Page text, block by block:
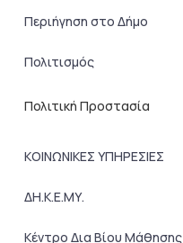
Περιήγηση στο Δήμο
Πολιτισμός
Πολιτική Προστασία
ΚΟΙΝΩΝΙΚΕΣ ΥΠΗΡΕΣΙΕΣ
ΔΗ.Κ.Ε.ΜΥ.
Κέντρο Δια Βίου Μάθησης